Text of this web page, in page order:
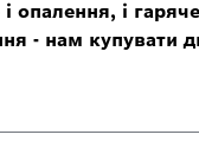
опалення, і гаряче
- нам купувати